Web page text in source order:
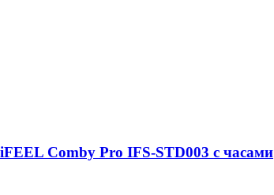
Comby Pro IFS-STD003 с часами